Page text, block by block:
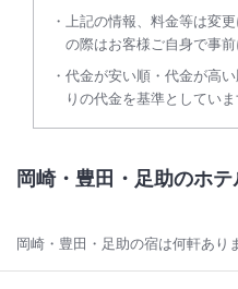
上記の情報、料金等は変
の際はお客様ご自身で事前
代金が安い順・代金が高
りの代金を基準としていま
岡崎・豊田・足助のホ
岡崎・豊田・足助の宿は何軒あり